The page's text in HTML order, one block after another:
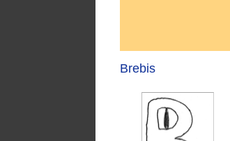
Brebis